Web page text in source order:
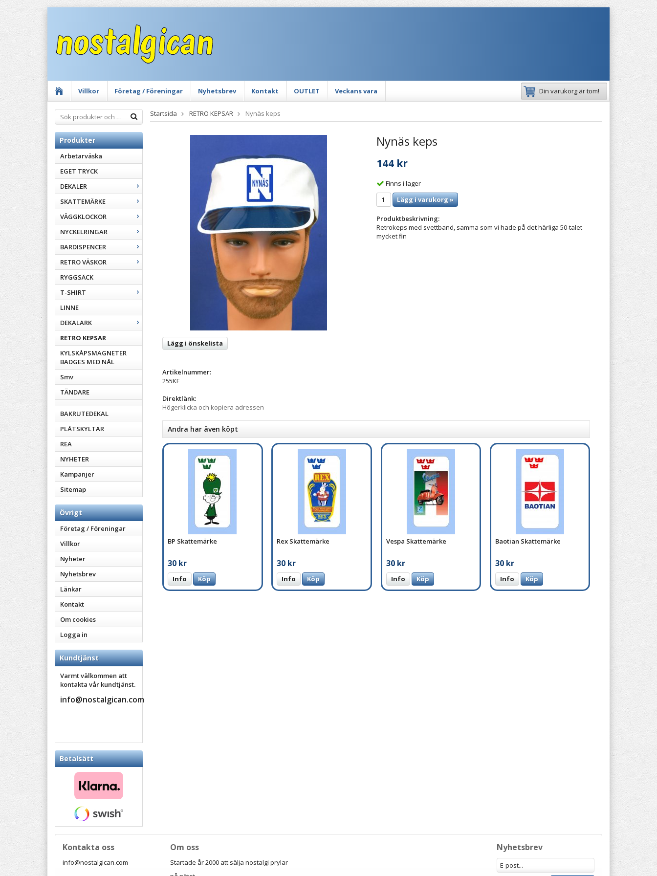
Villkor Företag / Föreningar Nyhetsbrev Kontakt OUTLET Veckans vara Din varukorg är tom!
Produkter
Arbetarväska
EGET TRYCK
DEKALER
SKATTEMÄRKE
VÄGGKLOCKOR
NYCKELRINGAR
BARDISPENCER
RETRO VÄSKOR
RYGGSÄCK
T-SHIRT
LINNE
DEKALARK
RETRO KEPSAR
KYLSKÅPSMAGNETER
BADGES MED NÅL
Smv
TÄNDARE
BAKRUTEDEKAL
PLÅTSKYLTAR
REA
NYHETER
Kampanjer
Sitemap
Övrigt
Företag / Föreningar
Villkor
Nyheter
Nyhetsbrev
Länkar
Kontakt
Om cookies
Logga in
Kundtjänst
Varmt välkommen att
kontakta vår kundtjänst.
info@nostalgican.com
Betalsätt
Startsida RETRO KEPSAR Nynäs keps
Nynäs keps
144 kr
Finns i lager
Lägg i varukorg »
Produktbeskrivning:
Retrokeps med svettband, samma som vi hade på det härliga 50-talet
mycket fin
Lägg i önskelista
Artikelnummer:
255KE
Direktlänk:
Högerklicka och kopiera adressen
Andra har även köpt
BP Skattemärke
30 kr
Info Köp
Rex Skattemärke
30 kr
Info Köp
Vespa Skattemärke
30 kr
Info Köp
Baotian Skattemärke
30 kr
Info Köp
Kontakta oss
info@nostalgican.com
Nyhetsbrev
Om oss
Startade år 2000 att sälja nostalgi prylar